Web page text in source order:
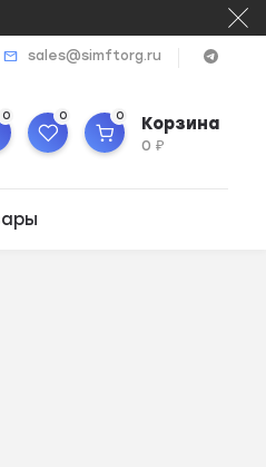
sales@simftorg.ru
0 0 0 Корзина
0₽